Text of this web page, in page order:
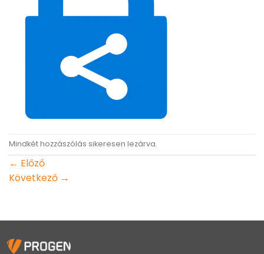
Mindkét hozzászólás sikeresen lezárva.
← Előző
Következő →